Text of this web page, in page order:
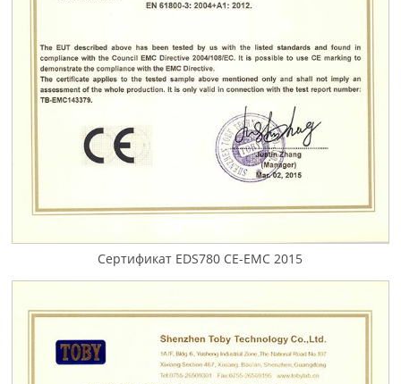
Сертификат EDS780 CE-EMC 2015